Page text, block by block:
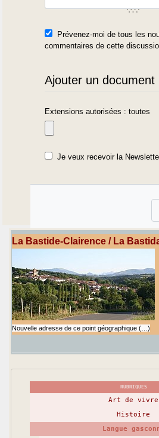
Prévenez-moi de tous les
commentaires de cette
Ajouter un document
Extensions autorisées : toutes
Je veux recevoir la
La Bastide-Clairence / La
Nouvelle adresse de ce point géographique (…)
RUBRIQUES
Art de vivre
Histoire
Langue